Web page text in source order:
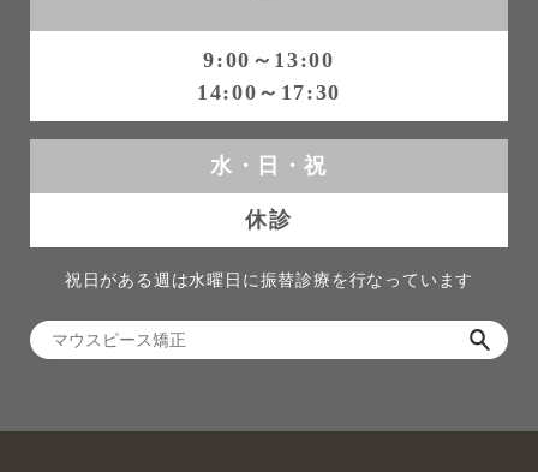
9:00～13:00
14:00～17:30
水・日・祝
休診
祝日がある週は水曜日に振替診療を行なっています